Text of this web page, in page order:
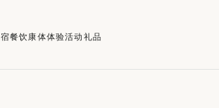
餐饮康体体验活动礼品